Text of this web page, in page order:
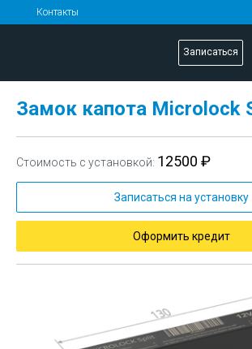
Контакты
Записаться
Замок капота Microlock
Стоимость с установкой: 12500 ₽
Записаться на установку
Оформить кредит